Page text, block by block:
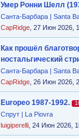
Умер Ронни Шелл
Санта-Барбара | Santa
CapRidge , 27 Июн 2026,
Как прошёл
ностальгический
Санта-Барбара | Santa
CapRidge , 26 Июн 2026,
Europeo 1987-1992.
Спрут | La Piovra
luigiperelli , 24 Июн 2026,